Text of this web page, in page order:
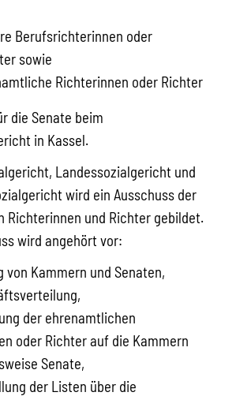
Berufsrichterinnen oder
sowie
Richterinnen oder Richter
die Senate beim
in Kassel.
Landessozialgericht und
wird ein Ausschuss der
Richterinnen und Richter gebildet.
wird angehört vor:
von Kammern und Senaten,
der ehrenamtlichen
oder Richter auf die Kammern
Senate,
der Listen über die